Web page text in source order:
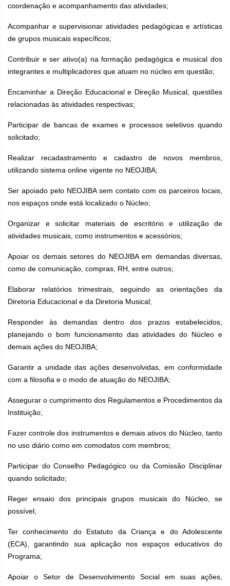
coordenação e acompanhamento das atividades;
Acompanhar e supervisionar atividades pedagógicas e artísticas
de grupos musicais específicos;
Contribuir e ser ativo(a) na formação pedagógica e musical dos
integrantes e multiplicadores que atuam no núcleo em questão;
Encaminhar a Direção Educacional e Direção Musical, questões
relacionadas às atividades respectivas;
Participar de bancas de exames e processos seletivos quando
solicitado;
Realizar recadastramento e cadastro de novos membros,
utilizando sistema online vigente no NEOJIBA;
Ser apoiado pelo NEOJIBA sem contato com os parceiros locais,
nos espaços onde está localizado o Núcleo;
Organizar e solicitar materiais de escritório e utilização de
atividades musicais, como instrumentos e acessórios;
Apoiar os demais setores do NEOJIBA em demandas diversas,
como de comunicação, compras, RH, entre outros;
Elaborar relatórios trimestrais, seguindo as orientações da
Diretoria Educacional e da Diretoria Musical;
Responder às demandas dentro dos prazos estabelecidos,
planejando o bom funcionamento das atividades do Núcleo e
demais ações do NEOJIBA;
Garantir a unidade das ações desenvolvidas, em conformidade
com a filosofia e o modo de atuação do NEOJIBA;
Assegurar o cumprimento dos Regulamentos e Procedimentos da
Instituição;
Fazer controle dos instrumentos e demais ativos do Núcleo, tanto
no uso diário como em comodatos com membros;
Participar do Conselho Pedagógico ou da Comissão Disciplinar
quando solicitado;
Reger ensaio dos principais grupos musicais do Núcleo, se
possível;
Ter conhecimento do Estatuto da Criança e do Adolescente
(ECA), garantindo sua aplicação nos espaços educativos do
Programa;
Apoiar o Setor de Desenvolvimento Social em suas ações,